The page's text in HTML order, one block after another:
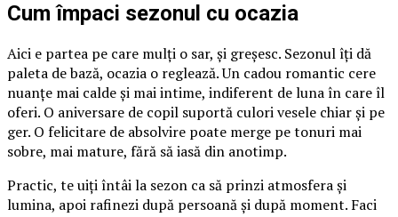
Cum împaci sezonul cu ocazia
Aici e partea pe care mulți o sar, și greșesc. Sezonul îți dă
paleta de bază, ocazia o reglează. Un cadou romantic cere
nuanțe mai calde și mai intime, indiferent de luna în care îl
oferi. O aniversare de copil suportă culori vesele chiar și pe
ger. O felicitare de absolvire poate merge pe tonuri mai
sobre, mai mature, fără să iasă din anotimp.
Practic, te uiți întâi la sezon ca să prinzi atmosfera și
lumina, apoi rafinezi după persoană și după moment. Faci